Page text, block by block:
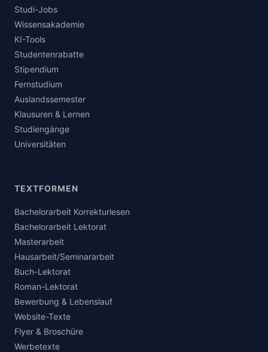
Studi-Jobs
Wissensakademie
KI-Tools
Studentenrabatte
Stipendium
Fernstudium
Auslandssemester
Klausuren & Lernen
Studiengänge
Universitäten
TEXTFORMEN
Bachelorarbeit Korrekturlesen
Bachelorarbeit Lektorat
Masterarbeit
Hausarbeit/Seminararbeit
Buch-Lektorat
Roman-Lektorat
Bewerbung & Lebenslauf
Website-Texte
Flyer & Broschüre
Werbetexte